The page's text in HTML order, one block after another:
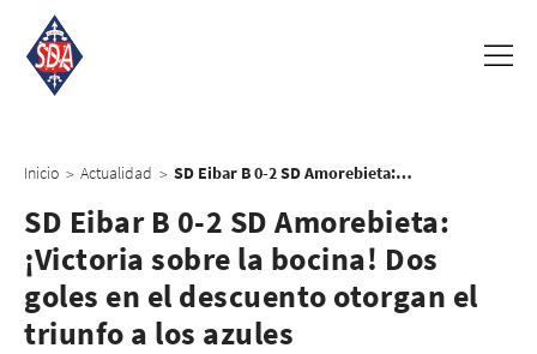
Inicio > Actualidad > SD Eibar B 0-2 SD Amorebieta: ¡Victoria sobre la bocina! Dos goles en el descuento otorgan el triunfo a los azules
SD Eibar B 0-2 SD Amorebieta:
¡Victoria sobre la bocina! Dos
goles en el descuento otorgan el
triunfo a los azules